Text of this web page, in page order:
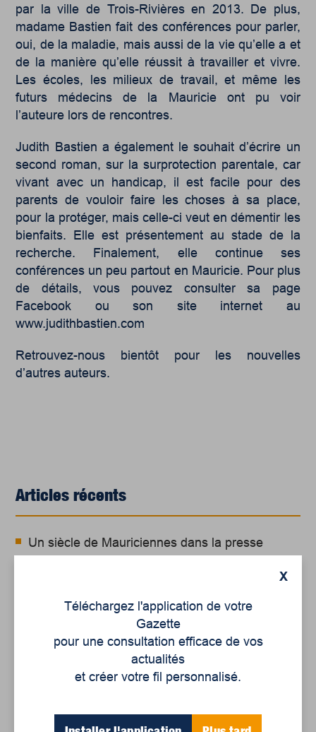
par la ville de Trois-Rivières en 2013. De plus,
madame Bastien fait des conférences pour parler,
oui, de la maladie, mais aussi de la vie qu’elle a et
de la manière qu’elle réussit à travailler et vivre.
Les écoles, les milieux de travail, et même les
futurs médecins de la Mauricie ont pu voir
l’auteure lors de rencontres.
Judith Bastien a également le souhait d’écrire un
second roman, sur la surprotection parentale, car
vivant avec un handicap, il est facile pour des
parents de vouloir faire les choses à sa place,
pour la protéger, mais celle-ci veut en démentir les
bienfaits. Elle est présentement au stade de la
recherche. Finalement, elle continue ses
conférences un peu partout en Mauricie. Pour plus
de détails, vous pouvez consulter sa page
Facebook ou son site internet au
www.judithbastien.com
Retrouvez-nous bientôt pour les nouvelles
d’autres auteurs.
Articles récents
Un siècle de Mauriciennes dans la presse
Le sport professionnel féminin : en mouvement,
Et les politiques peinent à suivre
Le sommeil, nouveau défi de santé publique
X
Téléchargez l'application de votre
Gazette
pour une consultation efficace de vos
actualités
et créer votre fil personnalisé.